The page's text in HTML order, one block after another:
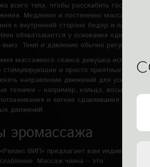
всего тела, чтобы расслабить гостя.
Медленно и постепенно массажистка
к внутренней стороне бедер и паховой
обхватывается у основания одной
вниз. Темп и давление обычно
массажного сеанса девушка
стимулирующие и просто приятные
направление движений для усиления
техники – например, кольцо, восьмерка,
и легкие сдавливания. Зона
движений.
ВИП» предлагает вам
Массаж члена – это: